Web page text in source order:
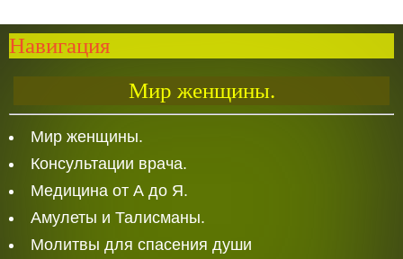
Навигация
Мир женщины.
Мир женщины.
Консультации врача.
Медицина от А до Я.
Амулеты и Талисманы.
Молитвы для спасения души